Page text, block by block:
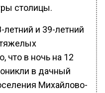
столицы.
и 39-летний
что в ночь на 12
в дачный
Михайлово-